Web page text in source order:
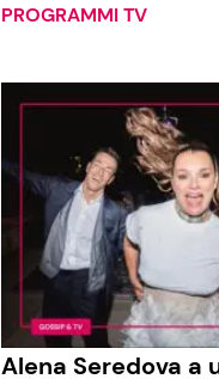
PROGRAMMI TV
Alena Seredova a